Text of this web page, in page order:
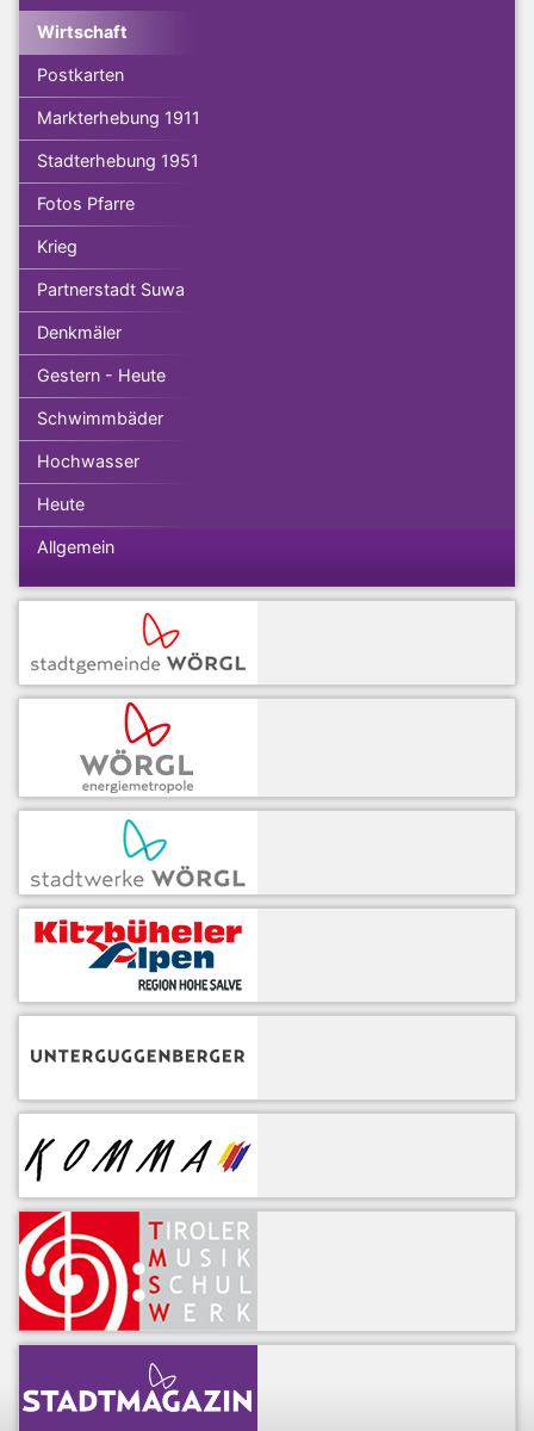
Wirtschaft
Postkarten
Markterhebung 1911
Stadterhebung 1951
Fotos Pfarre
Krieg
Partnerstadt Suwa
Denkmäler
Gestern - Heute
Schwimmbäder
Hochwasser
Heute
Allgemein